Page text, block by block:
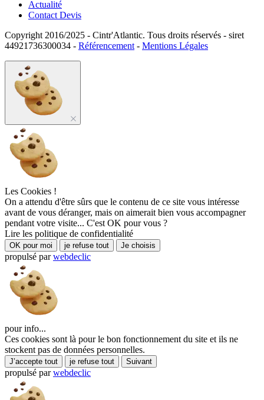
Actualité
Contact Devis
Copyright 2016/2025 - Cintr'Atlantic. Tous droits réservés - siret
44921736300034 - Référencement - Mentions Légales
Les Cookies !
On a attendu d'être sûrs que le contenu de ce site vous intéresse
avant de vous déranger, mais on aimerait bien vous accompagner
pendant votre visite... C'est OK pour vous ?
Lire les politique de confidentialité
OK pour moi je refuse tout Je choisis
propulsé par webdeclic
pour info...
Ces cookies sont là pour le bon fonctionnement du site et ils ne
stockent pas de données personnelles.
J’accepte tout je refuse tout Suivant
propulsé par webdeclic